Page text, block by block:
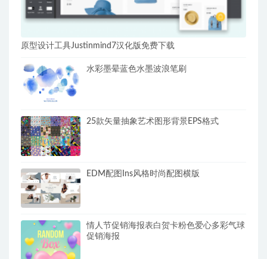
原型设计工具Justinmind7汉化版免费下载
水彩墨晕蓝色水墨波浪笔刷
25款矢量抽象艺术图形背景EPS格式
EDM配图Ins风格时尚配图横版
情人节促销海报表白贺卡粉色爱心多彩气球
促销海报